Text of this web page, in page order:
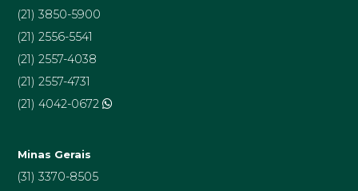
(21) 3850-5900
(21) 2556-5541
(21) 2557-4038
(21) 2557-4731
(21) 4042-0672
Minas Gerais
(31) 3370-8505